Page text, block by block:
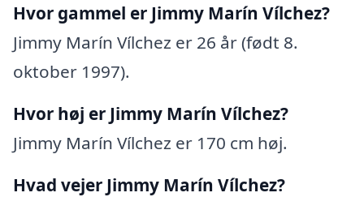
Hvor gammel er Jimmy Marín Vílchez?
Jimmy Marín Vílchez er 26 år (født 8.
oktober 1997).
Hvor høj er Jimmy Marín Vílchez?
Jimmy Marín Vílchez er 170 cm høj.
Hvad vejer Jimmy Marín Vílchez?